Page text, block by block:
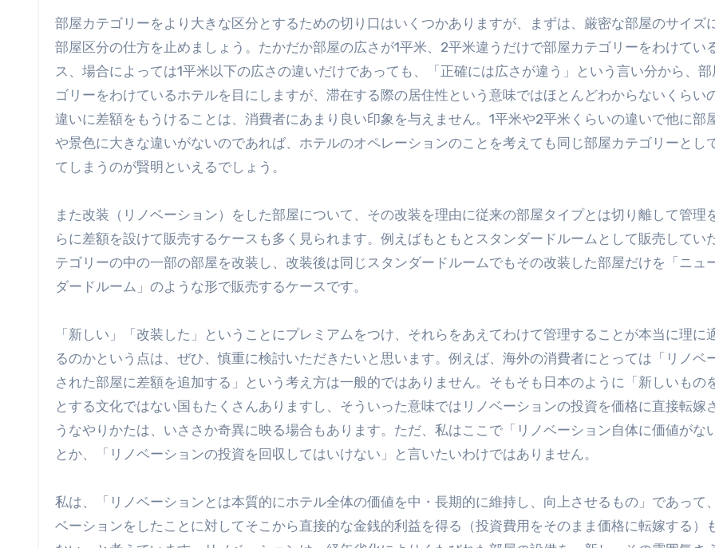
部屋カテゴリーをより大きな区分とするための切り口はいくつかありますが、まずは、厳密な部屋のサイズ
部屋区分の仕方を止めましょう。たかだか部屋の広さが1平米、2平米違うだけで部屋カテゴリーをわけてい
ス、場合によっては1平米以下の広さの違いだけであっても、「正確には広さが違う」という言い分から、部
ゴリーをわけているホテルを目にしますが、滞在する際の居住性という意味ではほとんどわからないくらい
違いに差額をもうけることは、消費者にあまり良い印象を与えません。1平米や2平米くらいの違いで他に部
や景色に大きな違いがないのであれば、ホテルのオペレーションのことを考えても同じ部屋カテゴリーとし
てしまうのが賢明といえるでしょう。
また改装（リノベーション）をした部屋について、その改装を理由に従来の部屋タイプとは切り離して管理
らに差額を設けて販売するケースも多く見られます。例えばもともとスタンダードルームとして販売してい
テゴリーの中の一部の部屋を改装し、改装後は同じスタンダードルームでもその改装した部屋だけを「ニュ
ダードルーム」のような形で販売するケースです。
「新しい」「改装した」ということにプレミアムをつけ、それらをあえてわけて管理することが本当に理に
るのかという点は、ぜひ、慎重に検討いただきたいと思います。例えば、海外の消費者にとっては「リノベ
された部屋に差額を追加する」という考え方は一般的ではありません。そもそも日本のように「新しいもの
とする文化ではない国もたくさんありますし、そういった意味ではリノベーションの投資を価格に直接転嫁
うなやりかたは、いささか奇異に映る場合もあります。ただ、私はここで「リノベーション自体に価値がな
とか、「リノベーションの投資を回収してはいけない」と言いたいわけではありません。
私は、「リノベーションとは本質的にホテル全体の価値を中・長期的に維持し、向上させるもの」であって
ベーションをしたことに対してそこから直接的な金銭的利益を得る（投資費用をそのまま価格に転嫁する）